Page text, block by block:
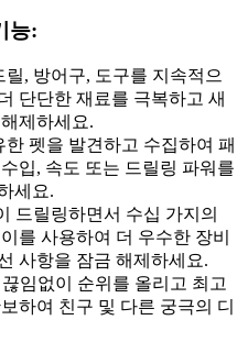
능:
릴, 방어구, 도구를 지속적으
단단한 재료를 극복하고 새
제하세요.
한 펫을 발견하고 수집하여 패
입, 속도 또는 드릴링 파워를
세요.
드릴링하면서 수십 가지의
를 사용하여 더 우수한 장비
사항을 잠금 해제하세요.
끊임없이 순위를 올리고 최고
하여 친구 및 다른 궁극의 디